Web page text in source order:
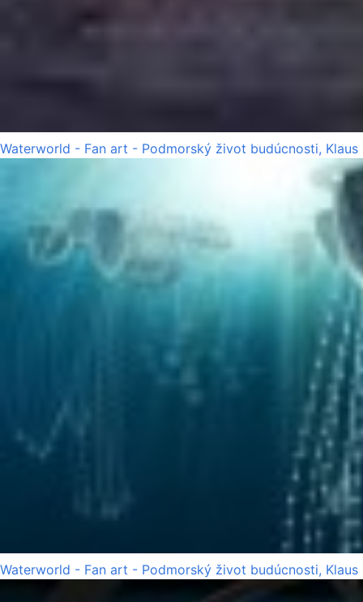
Waterworld - Fan art - Podmorský život budúcnosti, Klaus
Waterworld - Fan art - Podmorský život budúcnosti, Klaus